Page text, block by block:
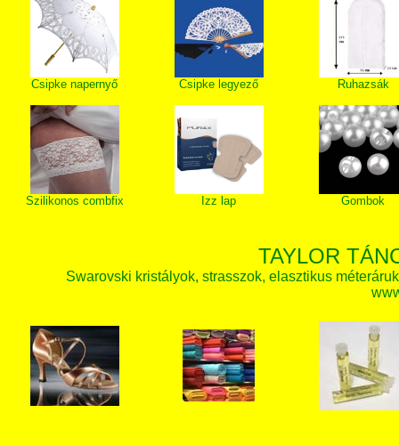
Csipke napernyő Csipke legyező Ruhazsák
Szilikonos combfix Izz lap Gombok
TAYLOR
Swarovski kristályok, strasszok, elasztikus